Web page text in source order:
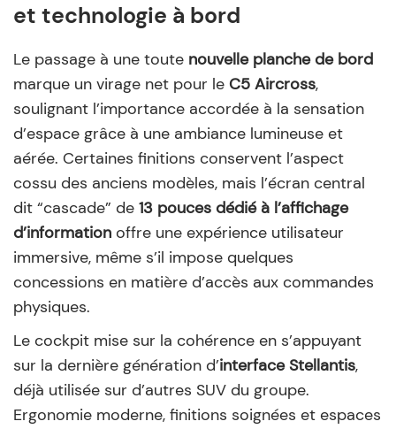
et technologie à bord
Le passage à une toute nouvelle planche de bord
marque un virage net pour le C5 Aircross,
soulignant l’importance accordée à la sensation
d’espace grâce à une ambiance lumineuse et
aérée. Certaines finitions conservent l’aspect
cossu des anciens modèles, mais l’écran central
dit “cascade” de 13 pouces dédié à l’affichage
d’information offre une expérience utilisateur
immersive, même s’il impose quelques
concessions en matière d’accès aux commandes
physiques.
Le cockpit mise sur la cohérence en s’appuyant
sur la dernière génération d’interface Stellantis,
déjà utilisée sur d’autres SUV du groupe.
Ergonomie moderne, finitions soignées et espaces